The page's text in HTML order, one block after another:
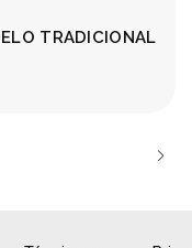
TRADICIONAL